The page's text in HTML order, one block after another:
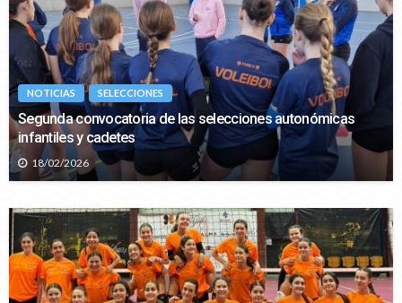
NOTICIAS SELECCIONES
Segunda convocatoria de las selecciones autonómicas
infantiles y cadetes
18/02/2026